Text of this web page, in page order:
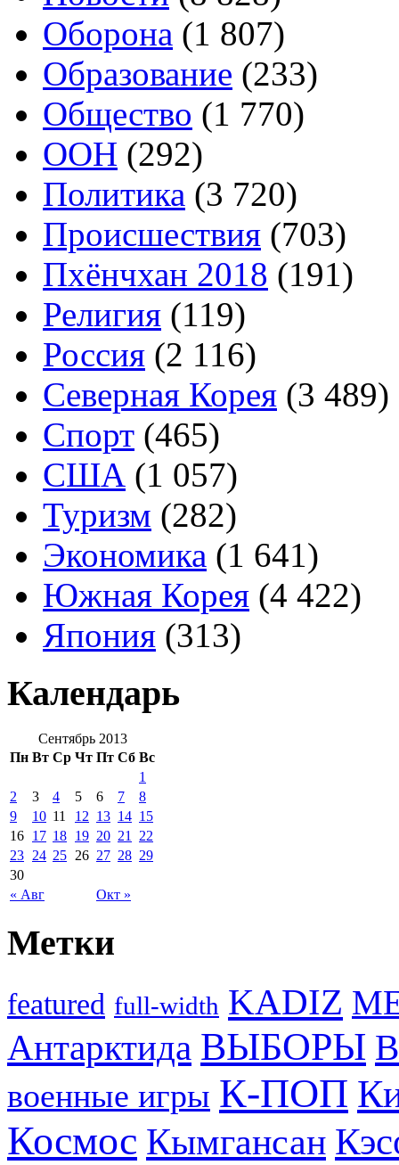
Оборона (1 807)
Образование (233)
Общество (1 770)
ООН (292)
Политика (3 720)
Происшествия (703)
Пхёнчхан 2018 (191)
Религия (119)
Россия (2 116)
Северная Корея (3 489)
Спорт (465)
США (1 057)
Туризм (282)
Экономика (1 641)
Южная Корея (4 422)
Япония (313)
Календарь
Сентябрь 2013
Пн Вт Ср Чт Пт Сб Вс
« Авг Окт »
1
2
3 4 5 6 7
8
9
10 11 12 13 14 15
16 17 18 19 20 21
22
23 24 25 26 27 28 29
30
Метки
featured full-width KADIZ
Антарктида ВЫБОРЫ
военные игры К-ПОП
Космос Кымгансан